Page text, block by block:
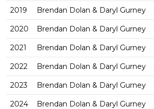
2019 Brendan Dolan & Daryl Gurney
2020 Brendan Dolan & Daryl Gurney
2021 Brendan Dolan & Daryl Gurney
2022 Brendan Dolan & Daryl Gurney
2023 Brendan Dolan & Daryl Gurney
2024 Brendan Dolan & Daryl Gurney